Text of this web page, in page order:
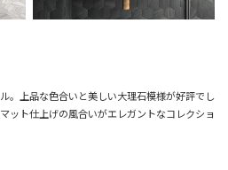
。上品な色合いと美しい大理石模様が好評でし
ット仕上げの風合いがエレガントなコレクショ